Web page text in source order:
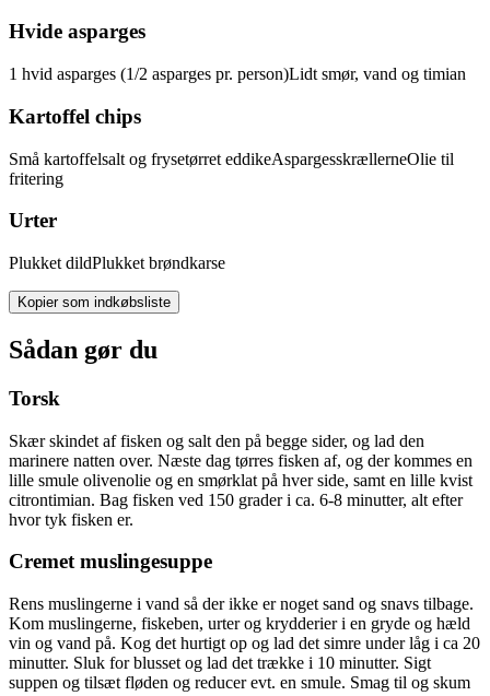
Hvide asparges
1 hvid asparges (1/2 asparges pr. person)Lidt smør, vand og timian
Kartoffel chips
Små kartoffelsalt og frysetørret eddikeAspargesskrællerneOlie til
fritering
Urter
Plukket dildPlukket brøndkarse
Kopier som indkøbsliste
Sådan gør du
Torsk
Skær skindet af fisken og salt den på begge sider, og lad den
marinere natten over. Næste dag tørres fisken af, og der kommes en
lille smule olivenolie og en smørklat på hver side, samt en lille kvist
citrontimian. Bag fisken ved 150 grader i ca. 6-8 minutter, alt efter
hvor tyk fisken er.
Cremet muslingesuppe
Rens muslingerne i vand så der ikke er noget sand og snavs tilbage.
Kom muslingerne, fiskeben, urter og krydderier i en gryde og hæld
vin og vand på. Kog det hurtigt op og lad det simre under låg i ca 20
minutter. Sluk for blusset og lad det trække i 10 minutter. Sigt
suppen og tilsæt fløden og reducer evt. en smule. Smag til og skum